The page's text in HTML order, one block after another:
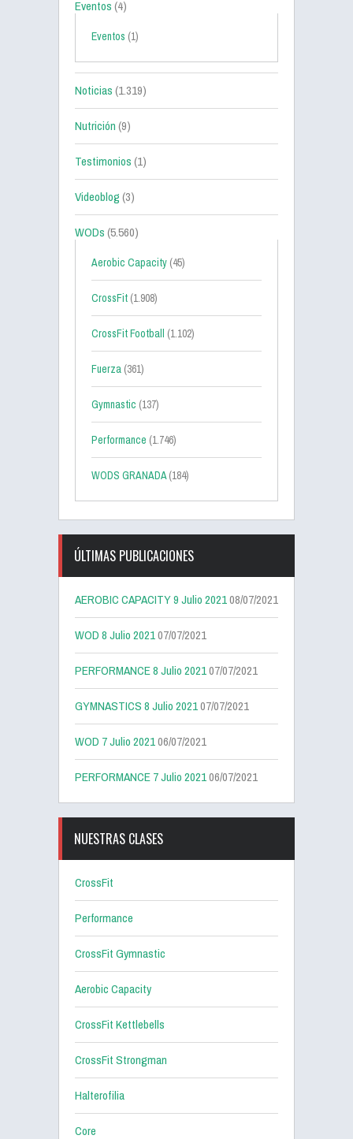
Eventos(4)
Eventos (1)
Noticias(1.319)
Nutrición(9)
Testimonios(1)
Videoblog(3)
WODs(5.560)
Aerobic Capacity (45)
CrossFit (1.908)
CrossFit Football (1.102)
Fuerza (361)
Gymnastic (137)
Performance (1.746)
WODS GRANADA(184)
ÚLTIMAS PUBLICACIONES
AEROBIC CAPACITY 9 Julio 202108/07/2021
WOD 8 Julio 202107/07/2021
PERFORMANCE 8 Julio 202107/07/2021
GYMNASTICS 8 Julio 202107/07/2021
WOD 7 Julio 202106/07/2021
PERFORMANCE 7 Julio 202106/07/2021
NUESTRAS CLASES
CrossFit
Performance
CrossFit Gymnastic
Aerobic Capacity
CrossFit Kettlebells
CrossFit Strongman
Halterofilia
Core